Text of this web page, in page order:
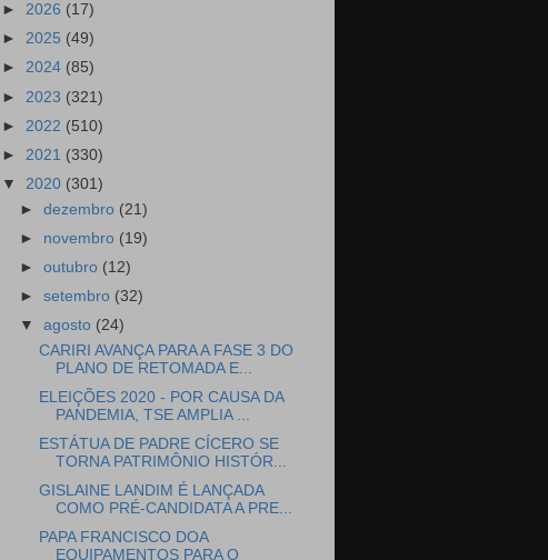
► 2026 (17)
► 2025 (49)
► 2024 (85)
► 2023 (321)
► 2022 (510)
► 2021 (330)
▼ 2020 (301)
►dezembro (21)
► novembro (19)
►outubro (12)
►setembro (32)
▼agosto (24)
CARIRI AVANÇA PARA A FASE 3 DO
PLANO DE RETOMADA E...
ELEIÇÕES 2020 - POR CAUSA DA
PANDEMIA, TSE AMPLIA ...
ESTÁTUA DE PADRE CÍCERO SE
TORNA PATRIMÔNIO HISTÓR...
GISLAINE LANDIM É LANÇADA
COMO PRÉ-CANDIDATA A PRE...
PAPA FRANCISCO DOA
EQUIPAMENTOS PARA O